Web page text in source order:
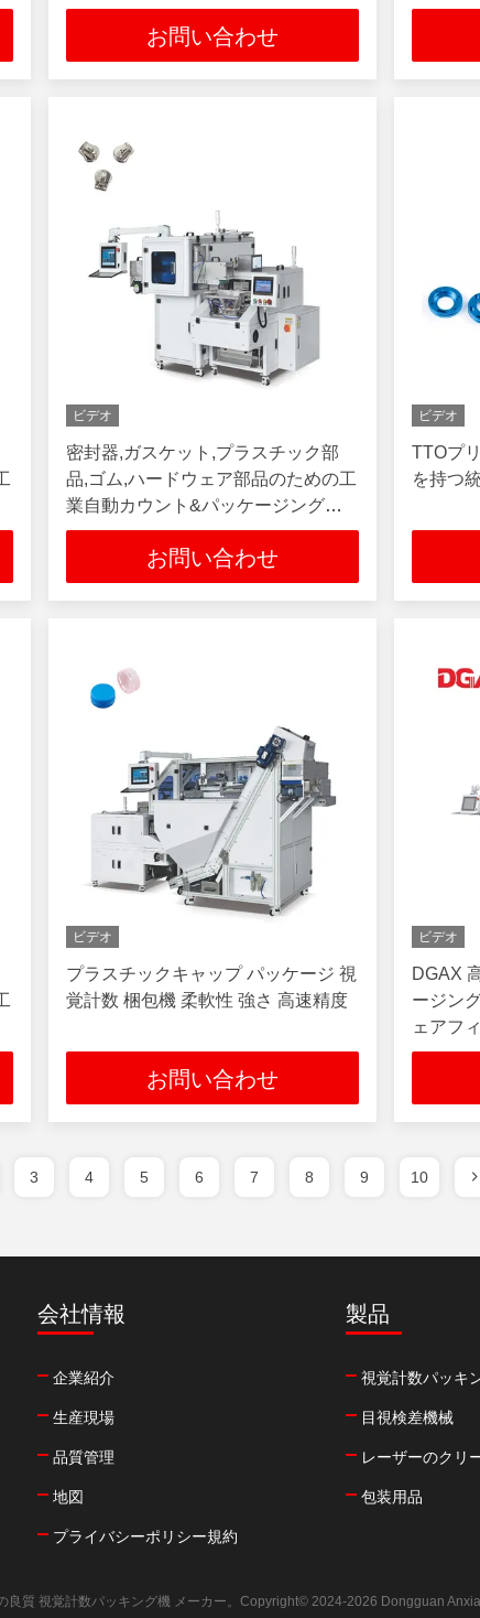
お問い合わせ
ビデオ
密封器,ガスケット,プラスチック部
品,ゴム,ハードウェア部品のための工
業自動カウント&パッケージングマ
シン
お問い合わせ
ビデオ
TTOプ
を持つ
ビデオ
プラスチックキャップ パッケージ 視
覚計数 梱包機 柔軟性 強さ 高速精度
お問い合わせ
ビデオ
DGAX
ージン
ェアフ
品,セン
3 4 5 6 7 8 9 10
会社情報
企業紹介
生産現場
品質管理
地図
プライバシーポリシー規約
製品
視覚計数パッキ
目視検差機械
レーザーのクリ
包装用品
良質 視覚計数パッキング機 メーカー。Copyright© 2024-2026 Dongguan